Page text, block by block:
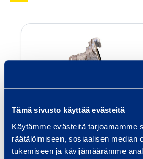
Tämä sivusto käyttää evästeitä
Käytämme evästeitä tarjoamamme
räätälöimiseen, sosiaalisen median
tukemiseen ja kävijämäärämme
k
a
ö
r
,
a
avtappningsslang,
2 tum